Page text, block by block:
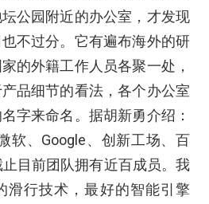
公园附近的办公室，才发现
不过分。它有遍布海外的研
的外籍工作人员各聚一处，
品细节的看法，各个办公室
字来命名。据胡新勇介绍：
软、Google、创新工场、百
目前团队拥有近百成员。我
滑行技术，最好的智能引擎